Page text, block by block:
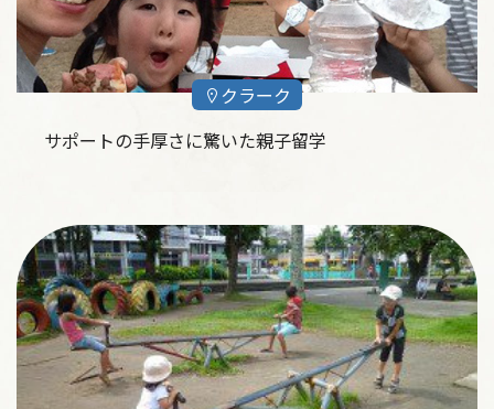
クラーク
サポートの手厚さに驚いた親子留学